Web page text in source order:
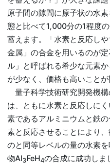
原子間の隙間に原子状の水
態と比べて1,000分の1程度
蓄えます。「水素と反応し
金属」の合金を用いるのが
ル」と呼ばれる希少な元素
が少なく、価格も高いことが
量子科学技術研究開発機
は、ともに水素と反応しに
素であるアルミニウムと鉄
素と反応させることにより
のと同等レベルの量の水素
物Al3FeH4の合成に成功しま